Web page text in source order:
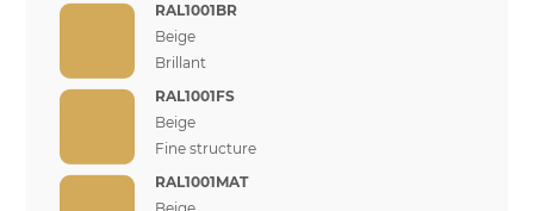
RAL1001BR
Beige
Brillant
RAL1001FS
Beige
Fine structure
RAL1001MAT